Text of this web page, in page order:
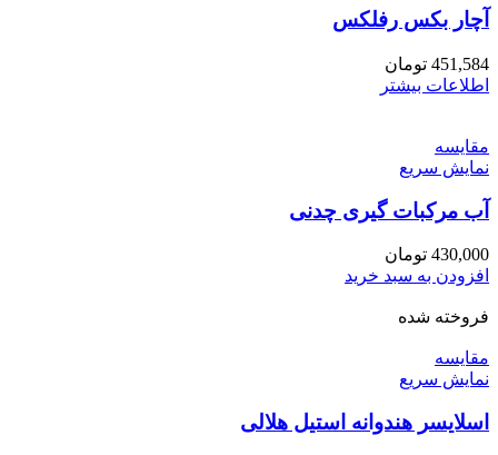
آچار بکس رفلکس
451,584 تومان
اطلاعات بیشتر
مقايسه
نمایش سریع
آب مرکبات گیری چدنی
430,000 تومان
افزودن به سبد خرید
فروخته شده
مقايسه
نمایش سریع
اسلایسر هندوانه استیل هلالی